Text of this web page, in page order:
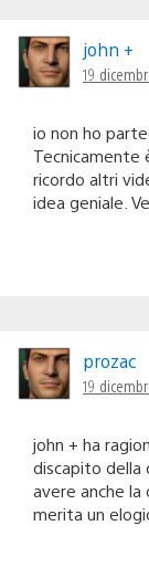
john +
19
io non ho
Tecnicamente
ricordo altri
idea geniale.
prozac
19
john + ha
discapito della
avere anche
merita un